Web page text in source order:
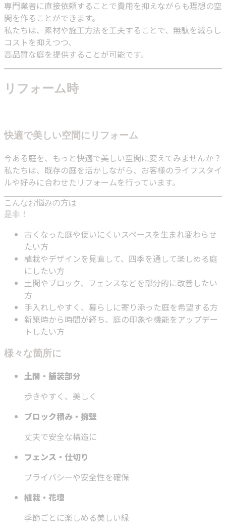
専門業者に直接依頼することで費用を抑えながらも理想の空
間を作ることができます。
私たちは、素材や施工方法を工夫することで、無駄を減らし
コストを抑えつつ、
高品質な庭を提供することが可能です。
リフォーム時
快適で美しい空間にリフォーム
今ある庭を、もっと快適で美しい空間に変えてみませんか？
私たちは、既存の庭を活かしながら、お客様のライフスタイ
ルや好みに合わせたリフォームを行っています。
こんなお悩みの方は
是非！
古くなった庭や使いにくいスペースを生まれ変わらせ
たい方
植栽やデザインを見直して、四季を通して楽しめる庭
にしたい方
土間やブロック、フェンスなどを部分的に改善したい
方
手入れしやすく、暮らしに寄り添った庭を希望する方
新築時から時間が経ち、庭の印象や機能をアップデー
トしたい方
様々な箇所に
土間・舗装部分
歩きやすく、美しく
ブロック積み・擁壁
丈夫で安全な構造に
フェンス・仕切り
プライバシーや安全性を確保
植栽・花壇
季節ごとに楽しめる美しい緑